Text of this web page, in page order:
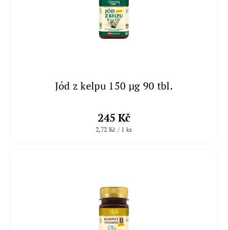
Jód z kelpu 150 µg 90 tbl.
245 Kč
2,72 Kč / 1 ks